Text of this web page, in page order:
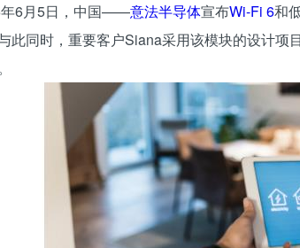
6月5日，中国——意法半导体宣布Wi-Fi 6和
此同时，重要客户Siana采用该模块的设计